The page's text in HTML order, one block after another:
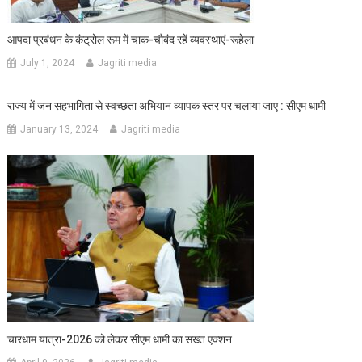
आपदा प्रबंधन के कंट्रोल रूम में चाक-चौबंद रहें व्यवस्थाएं-रूहेला
July 1, 2024 Jagriti media
राज्य में जन सहभागिता से स्वच्छता अभियान व्यापक स्तर पर चलाया जाए : सीएम धामी
January 13, 2024 Jagriti media
चारधाम यात्रा-2026 को लेकर सीएम धामी का सख्त एक्शन